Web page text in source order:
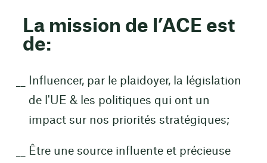
La mission de l’ACE est
de:
Influencer, par le plaidoyer, la législation
de l'UE & les politiques qui ont un
impact sur nos priorités stratégiques;
Être une source influente et précieuse